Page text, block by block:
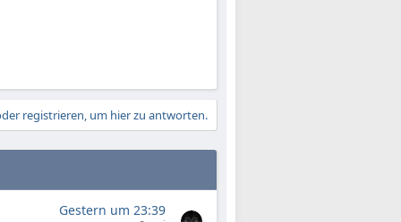
registrieren, um hier zu antworten.
Gestern um 23:39